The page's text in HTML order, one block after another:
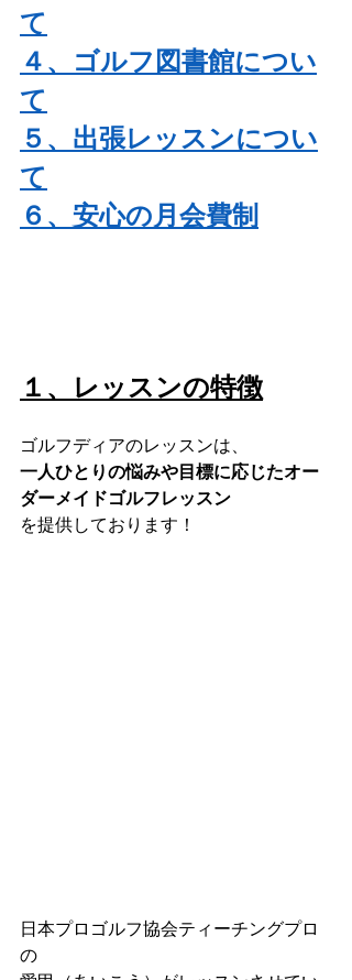
て
４、ゴルフ図書館につい
て
５、出張レッスンについ
て
６、安心の月会費制
１、レッスンの特徴
ゴルフディアのレッスンは、
一人ひとりの悩みや目標に応じたオー
ダーメイドゴルフレッスン
を提供しております！
日本プロゴルフ協会ティーチングプロ
の